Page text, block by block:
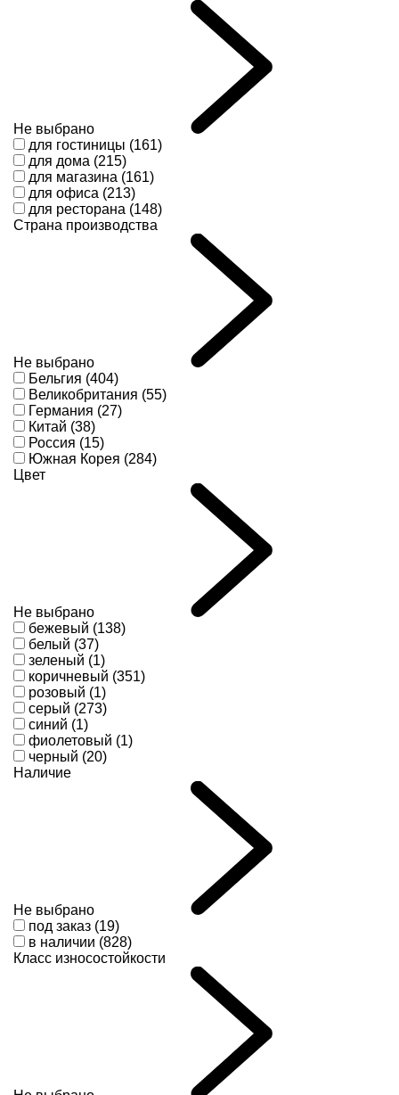
Не выбрано
для гостиницы (161)
для дома (215)
для магазина (161)
для офиса (213)
для ресторана (148)
Страна производства
Не выбрано
Бельгия (404)
Великобритания (55)
Германия (27)
Китай (38)
Россия (15)
Южная Корея (284)
Цвет
Не выбрано
бежевый (138)
белый (37)
зеленый (1)
коричневый (351)
розовый (1)
серый (273)
синий (1)
фиолетовый (1)
черный (20)
Наличие
Не выбрано
под заказ (19)
в наличии (828)
Класс износостойкости